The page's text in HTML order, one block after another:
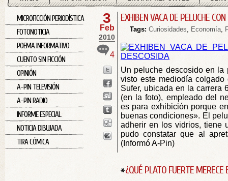
MICROFICCIÓN PERIODÍSTICA
FOTONOTICIA
POEMA INFORMATIVO
CUENTO SIN FICCIÓN
OPINIÓN
A-PIN TELEVISIÓN
A-PIN RADIO
INFORME ESPECIAL
NOTICIA DIBUJADA
TIRA CÓMICA
3
Feb
2010
4
EXHIBEN VACA DE PELUCHE
Tags: Curiosidades, Economía,
Un peluche descosido en la
visto este mediodía
Sufer, ubicada en la carrera
(en la foto), empleado del
es para exhibición porque
buenas condiciones». El
adherir en los vidrios, tiene
pudo constatar que al
(Informó A-Pin)
¿QUÉ PLATO FUERTE MERECE